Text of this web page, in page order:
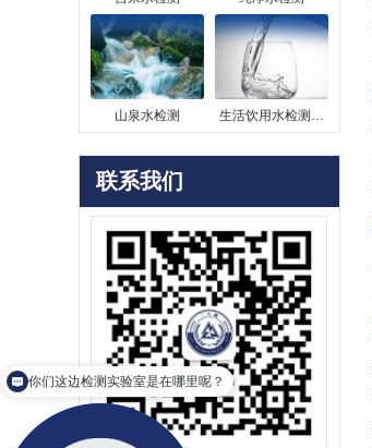
山泉水检测 生活饮用水检测…
联系我们
你们这边检测实验室是在哪里呢？